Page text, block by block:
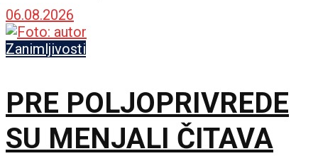
prvom udahu
06.08.2026
Zanimljivosti
PRE POLJOPRIVREDE
SU MENJALI ČITAVA